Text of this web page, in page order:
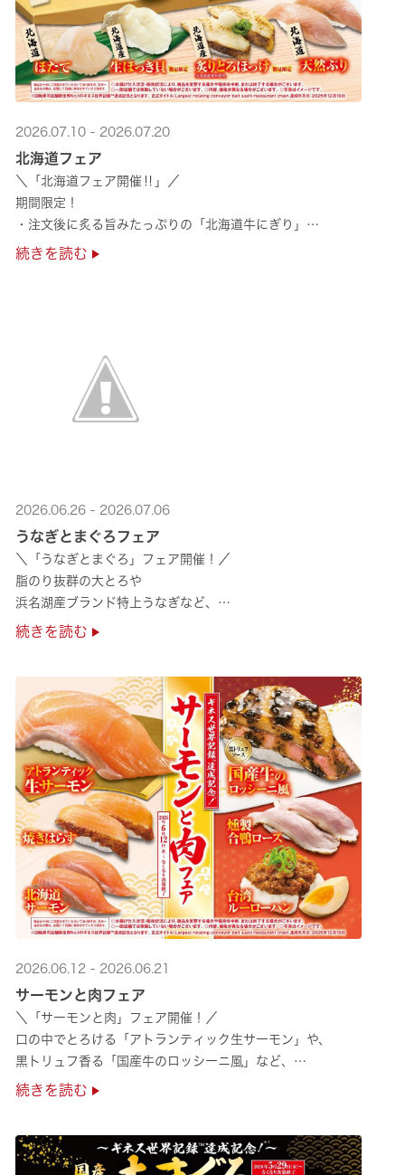
2026.07.10 - 2026.07.20
北海道フェア
＼「北海道フェア開催‼」／
期間限定！
・注文後に炙る旨みたっぷりの「北海道牛にぎり」
・濃厚な甘みの「北海道ほたて」
続きを読む
2026.06.26 - 2026.07.06
うなぎとまぐろフェア
＼「うなぎとまぐろ」フェア開催！／
脂のり抜群の大とろや
浜名湖産ブランド特上うなぎなど、
夏のスタミナ補給にぴったりのメニューが勢揃い✨
続きを読む
2026.06.12 - 2026.06.21
サーモンと肉フェア
＼「サーモンと肉」フェア開催！／
口の中でとろける「アトランティック生サーモン」や、
黒トリュフ香る「国産牛のロッシーニ風」など、
圧倒的な贅沢感をぜひ店舗でご堪能ください🍣
続きを読む